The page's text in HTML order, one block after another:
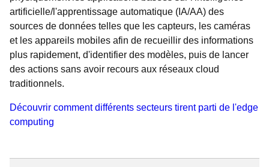
artificielle/l'apprentissage automatique (IA/AA) des
sources de données telles que les capteurs, les caméras
et les appareils mobiles afin de recueillir des informations
plus rapidement, d'identifier des modèles, puis de lancer
des actions sans avoir recours aux réseaux cloud
traditionnels.
Découvrir comment différents secteurs tirent parti de l'edge
computing